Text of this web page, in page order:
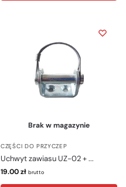
Brak w magazynie
CZĘŚCI DO PRZYCZEP
Uchwyt zawiasu UZ-02 + ...
19.00zł brutto